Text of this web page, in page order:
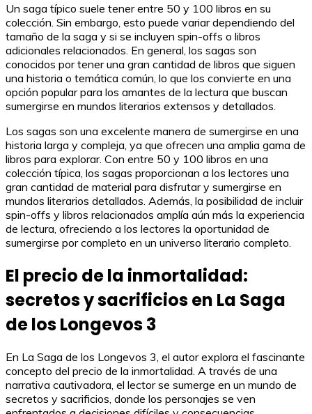
Un saga típico suele tener entre 50 y 100 libros en su
colección. Sin embargo, esto puede variar dependiendo del
tamaño de la saga y si se incluyen spin-offs o libros
adicionales relacionados. En general, los sagas son
conocidos por tener una gran cantidad de libros que siguen
una historia o temática común, lo que los convierte en una
opción popular para los amantes de la lectura que buscan
sumergirse en mundos literarios extensos y detallados.
Los sagas son una excelente manera de sumergirse en una
historia larga y compleja, ya que ofrecen una amplia gama de
libros para explorar. Con entre 50 y 100 libros en una
colección típica, los sagas proporcionan a los lectores una
gran cantidad de material para disfrutar y sumergirse en
mundos literarios detallados. Además, la posibilidad de incluir
spin-offs y libros relacionados amplía aún más la experiencia
de lectura, ofreciendo a los lectores la oportunidad de
sumergirse por completo en un universo literario completo.
El precio de la inmortalidad:
secretos y sacrificios en La Saga
de los Longevos 3
En La Saga de los Longevos 3, el autor explora el fascinante
concepto del precio de la inmortalidad. A través de una
narrativa cautivadora, el lector se sumerge en un mundo de
secretos y sacrificios, donde los personajes se ven